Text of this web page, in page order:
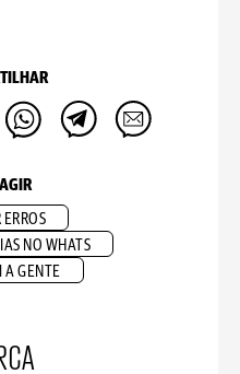
ERROS
NO WHATS
A GENTE